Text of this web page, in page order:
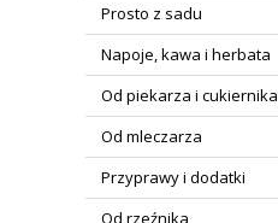
Prosto z sadu
Napoje, kawa i herbata
Od piekarza i cukiernika
Od mleczarza
Przyprawy i dodatki
Od rzeźnika